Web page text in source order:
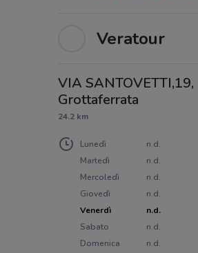
Veratour
VIA SANTOVETTI,19,
Grottaferrata
24.2 km
Lunedì
n.d.
Martedì
n.d.
Mercoledì
n.d.
Giovedì
n.d.
Venerdì
n.d.
Sabato
n.d.
Domenica
n.d.